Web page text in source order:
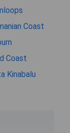
Coast
Coast
Kinabalu